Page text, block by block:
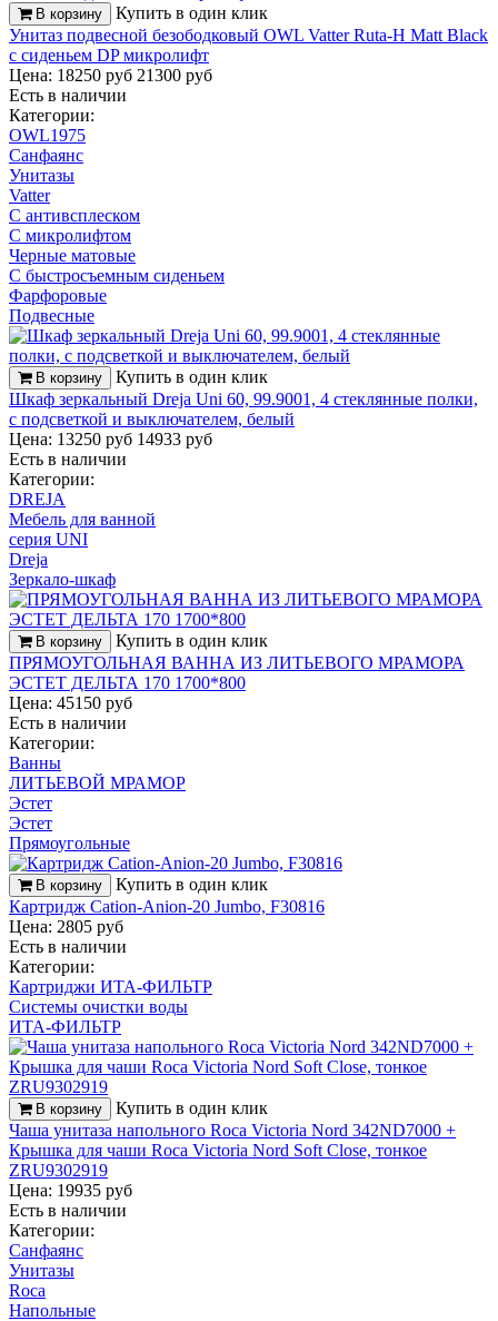
В корзину
Купить в один клик
Унитаз подвесной безободковый OWL Vatter Ruta-H Matt Black
с сиденьем DP микролифт
Цена: 18250 руб 21300 руб
Есть в наличии
Категории:
OWL1975
Санфаянс
Унитазы
Vatter
С антивсплеском
С микролифтом
Черные матовые
С быстросъемным сиденьем
Фарфоровые
Подвесные
В корзину
Купить в один клик
Шкаф зеркальный Dreja Uni 60, 99.9001, 4 стеклянные полки,
с подсветкой и выключателем, белый
Цена: 13250 руб 14933 руб
Есть в наличии
Категории:
DREJA
Мебель для ванной
серия UNI
Dreja
Зеркало-шкаф
В корзину
Купить в один клик
ПРЯМОУГОЛЬНАЯ ВАННА ИЗ ЛИТЬЕВОГО МРАМОРА
ЭСТЕТ ДЕЛЬТА 170 1700*800
Цена: 45150 руб
Есть в наличии
Категории:
Ванны
ЛИТЬЕВОЙ МРАМОР
Эстет
Эстет
Прямоугольные
В корзину
Купить в один клик
Картридж Cation-Anion-20 Jumbo, F30816
Цена: 2805 руб
Есть в наличии
Категории:
Картриджи ИТА-ФИЛЬТР
Системы очистки воды
ИТА-ФИЛЬТР
В корзину
Купить в один клик
Чаша унитаза напольного Roca Victoria Nord 342ND7000 +
Крышка для чаши Roca Victoria Nord Soft Close, тонкое
ZRU9302919
Цена: 19935 руб
Есть в наличии
Категории:
Санфаянс
Унитазы
Roca
Напольные